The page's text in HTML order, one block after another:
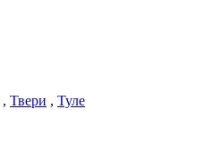
, Твери , Туле